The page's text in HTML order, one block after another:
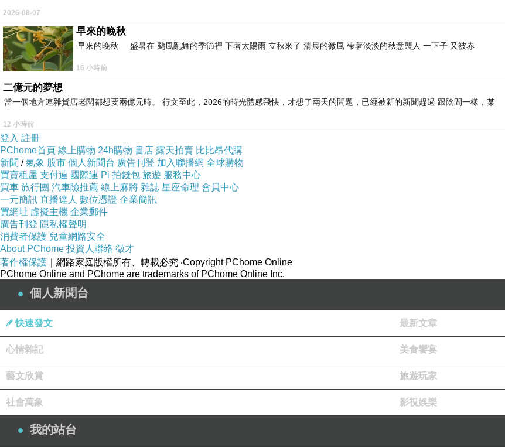
2026-08-07
早來的晚秋
早來的晚秋 盛暑在 颱風亂舞的季節裡 下著太陽雨 立秋來了 清晨的微風 帶著淡淡的秋意襲人 一下子 又被赤
16 小時前
二億元的夢想
當一個地方連雜貨店老闆都想要兩億元時。 行文至此，2026的時光體感飛快，才想了兩天的問題，已經被新的新聞趕過 跟陰間一樣，某
12 小時前
登入 註冊
PChome首頁 線上購物 24h購物 書店 露天拍賣 比比昂代購
新聞 /氣象 股市 個人新聞台 廣告刊登 加入聯播網 全球購物
買賣租屋 支付連 國際連 Pi 拍錢包 旅遊 服務中心
買車 旅行團 汽車險推薦 線上麻將 雜誌 星座命理 會員中心
一元簡訊 直播達人 數位憑證 企業簡訊
買網址 虛擬主機 企業郵件
廣告刊登 隱私權聲明
消費者保護 兒童網路安全
About PChome 投資人聯絡 徵才
著作權保護 ｜網路家庭版權所有、轉載必究 ‧Copyright PChome Online
PChome Online and PChome are trademarks of PChome Online Inc.
個人新聞台
快速發文 最新文章
心情雜記 美食饗宴
藝文欣賞 旅遊玩家
社會萬象 影視娛樂
我的站台